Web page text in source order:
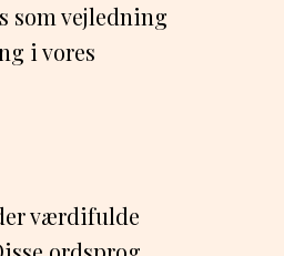
som vejledning
i vores
værdifulde